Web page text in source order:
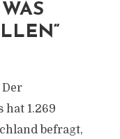
Der
1.269
befragt,